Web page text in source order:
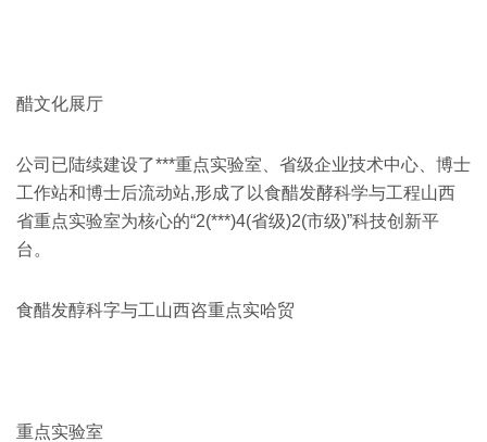
醋文化展厅
公司已陆续建设了***重点实验室、省级企业技术中心、博士
工作站和博士后流动站,形成了以食醋发酵科学与工程山西
省重点实验室为核心的“2(***)4(省级)2(市级)”科技创新平
台。
食醋发醇科字与工山西咨重点实哈贸
重点实验室